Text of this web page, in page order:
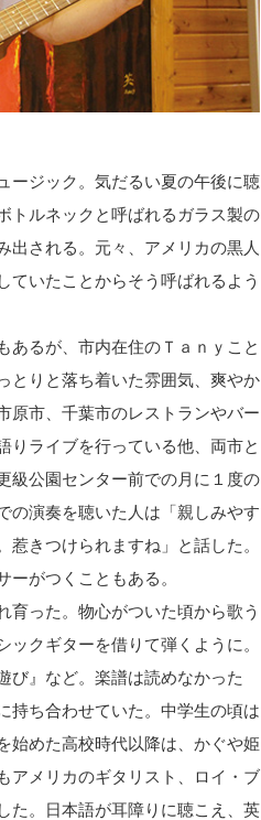
ージック。気だるい夏の午後に聴
トルネックと呼ばれるガラス製の
出される。元々、アメリカの黒人
ていたことからそう呼ばれるよう
るが、市内在住のＴａｎｙこと
とりと落ち着いた雰囲気、爽やか
原市、千葉市のレストランやバー
りライブを行っている他、両市と
級公園センター前での月に１度の
の演奏を聴いた人は「親しみやす
きつけられますね」と話した。
がつくこともある。
った。物心がついた頃から歌う
クギターを借りて弾くように。
び』など。楽譜は読めなかった
持ち合わせていた。中学生の頃は
始めた高校時代以降は、かぐや姫
アメリカのギタリスト、ロイ・ブ
た。日本語が耳障りに聴こえ、英